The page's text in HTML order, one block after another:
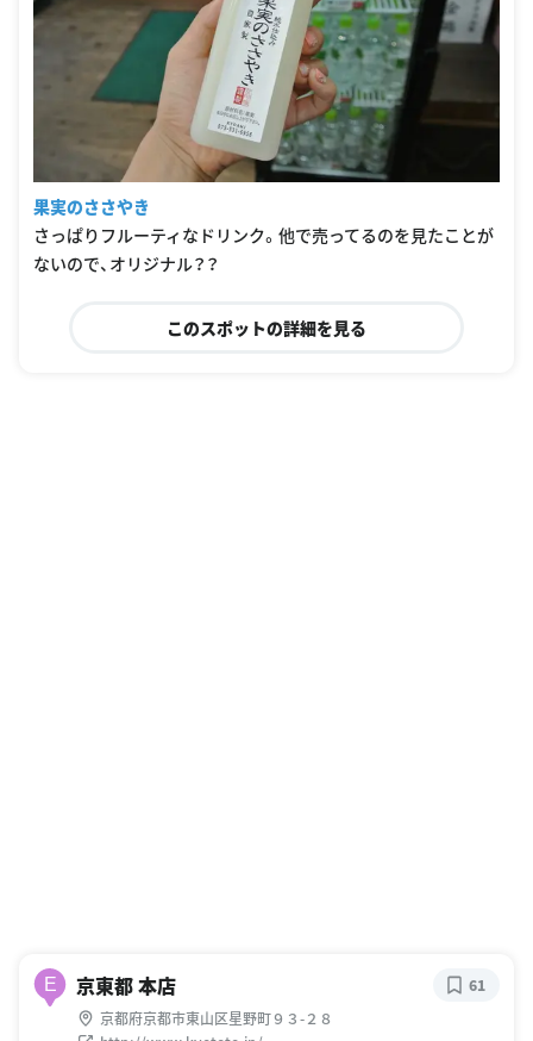
果実のささやき
さっぱりフルーティなドリンク。他で売ってるのを見たことが
ないので、オリジナル？？
このスポットの詳細を見る
E 京東都 本店
京都府京都市東山区星野町９３-２８
61